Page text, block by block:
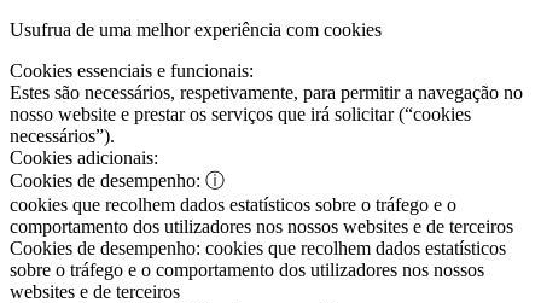
Usufrua de uma melhor experiência com cookies
Cookies essenciais e funcionais:
Estes são necessários, respetivamente, para permitir a navegação no
nosso website e prestar os serviços que irá solicitar (“cookies
necessários”).
Cookies adicionais:
Cookies de desempenho: ⓘ
cookies que recolhem dados estatísticos sobre o tráfego e o
comportamento dos utilizadores nos nossos websites e de terceiros
Cookies de desempenho: cookies que recolhem dados estatísticos
sobre o tráfego e o comportamento dos utilizadores nos nossos
websites e de terceiros